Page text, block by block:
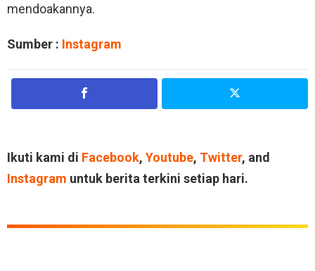
mendoakannya.
Sumber : Instagram
Ikuti kami di Facebook, Youtube, Twitter, and
Instagram untuk berita terkini setiap hari.